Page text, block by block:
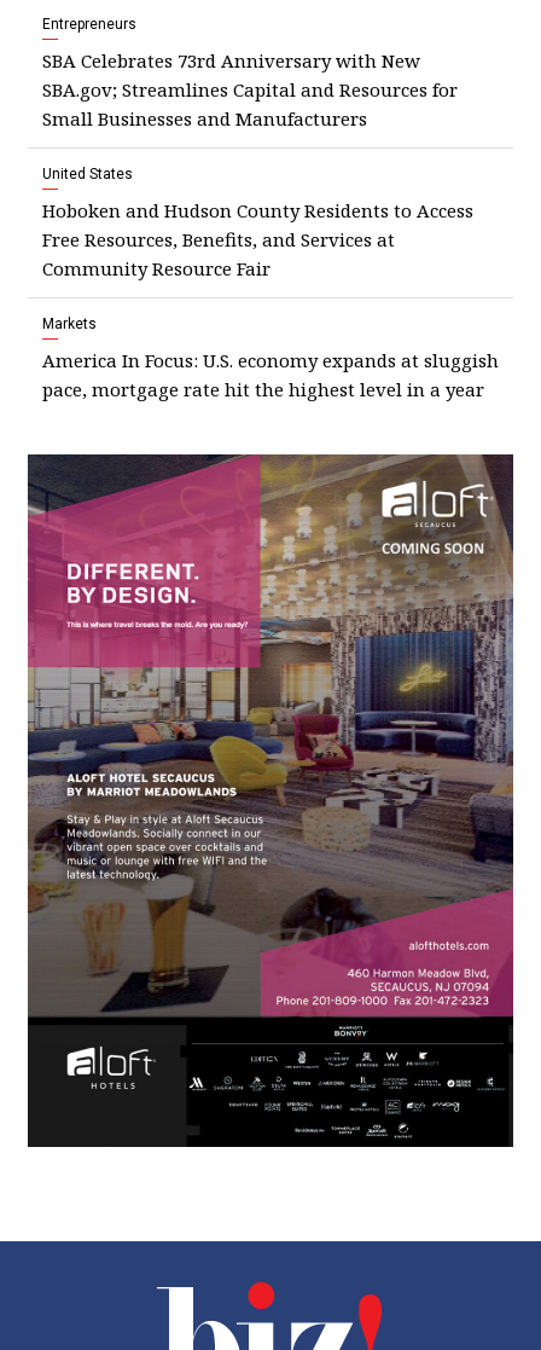
Entrepreneurs
SBA Celebrates 73rd Anniversary with New
SBA.gov; Streamlines Capital and Resources for
Small Businesses and Manufacturers
United States
Hoboken and Hudson County Residents to Access
Free Resources, Benefits, and Services at
Community Resource Fair
Markets
America In Focus: U.S. economy expands at sluggish
pace, mortgage rate hit the highest level in a year